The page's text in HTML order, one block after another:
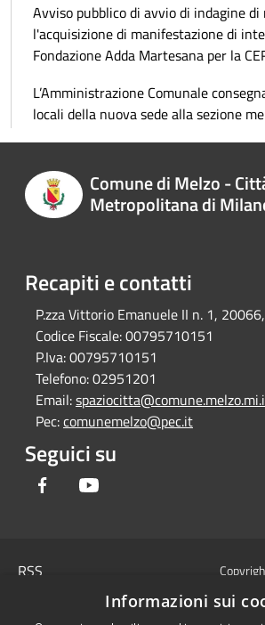
Avviso pubblico di avvio di indagine
l'acquisizione di manifestazione di
Fondazione Adda Martesana per la
L’Amministrazione Comunale
locali della nuova sede alla sezione
Comune di Melzo -
Metropolitana di
Recapiti e contatti
P.zza Vittorio Emanuele II n. 1,
Codice Fiscale:00795710151
P.Iva:00795710151
Telefono:02951201
Email:
Pec:comunemelzo@pec.it
Seguici su
Facebook
RSS
Melzo
Informazioni sui